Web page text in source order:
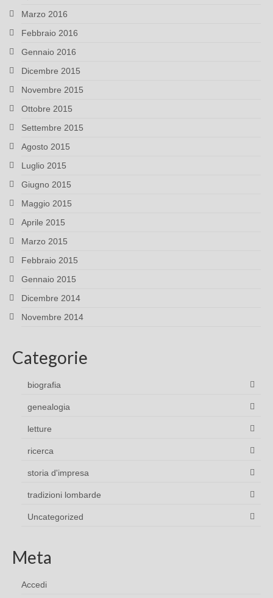
Marzo 2016
Febbraio 2016
Gennaio 2016
Dicembre 2015
Novembre 2015
Ottobre 2015
Settembre 2015
Agosto 2015
Luglio 2015
Giugno 2015
Maggio 2015
Aprile 2015
Marzo 2015
Febbraio 2015
Gennaio 2015
Dicembre 2014
Novembre 2014
Categorie
biografia
genealogia
letture
ricerca
storia d'impresa
tradizioni lombarde
Uncategorized
Meta
Accedi